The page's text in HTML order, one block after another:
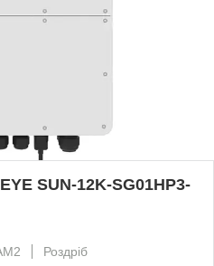
SUN-12K-SG01HP3-
Роздріб